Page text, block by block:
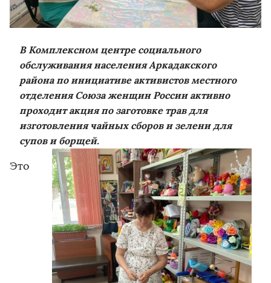
В Комплексном центре социального
обслуживания населения Аркадакского
района по инициативе активистов местного
отделения Союза женщин России активно
проходит акция по заготовке трав для
изготовления чайных сборов и зелени для
супов и борщей.
Это